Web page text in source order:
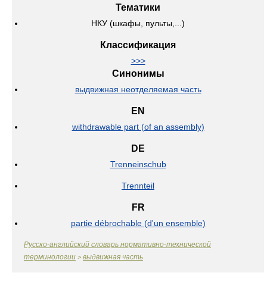
Тематики
НКУ (шкафы, пульты,...)
Классификация
>>>
Синонимы
выдвижная неотделяемая часть
EN
withdrawable part (of an assembly)
DE
Trenneinschub
Trennteil
FR
partie débrochable (d'un ensemble)
Русско-английский словарь нормативно-технической
терминологии > выдвижная часть